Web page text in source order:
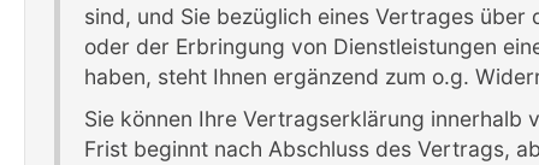
sind, und Sie bezüglich eines Vertrages
oder der Erbringung von Dienstleistungen
haben, steht Ihnen ergänzend zum o.g.
Sie können Ihre Vertragserklärung innerhalb
Frist beginnt nach Abschluss des Vertrags,